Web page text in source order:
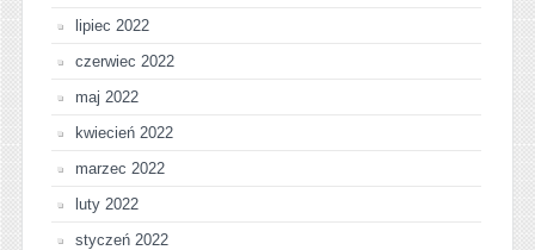
lipiec 2022
czerwiec 2022
maj 2022
kwiecień 2022
marzec 2022
luty 2022
styczeń 2022